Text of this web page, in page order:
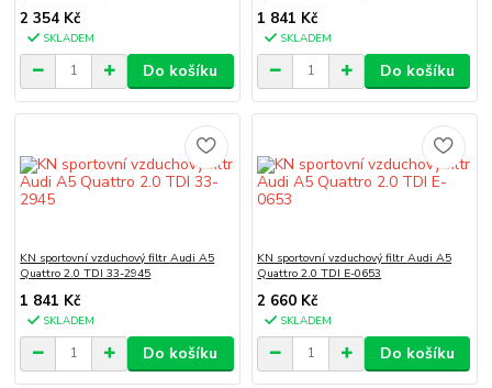
2 354 Kč
SKLADEM
Do košíku
1 841 Kč
SKLADEM
Do košíku
KN sportovní vzduchový filtr Audi A5
Quattro 2.0 TDI 33-2945
1 841 Kč
SKLADEM
Do košíku
KN sportovní vzduchový filtr Audi A5
Quattro 2.0 TDI E-0653
2 660 Kč
SKLADEM
Do košíku